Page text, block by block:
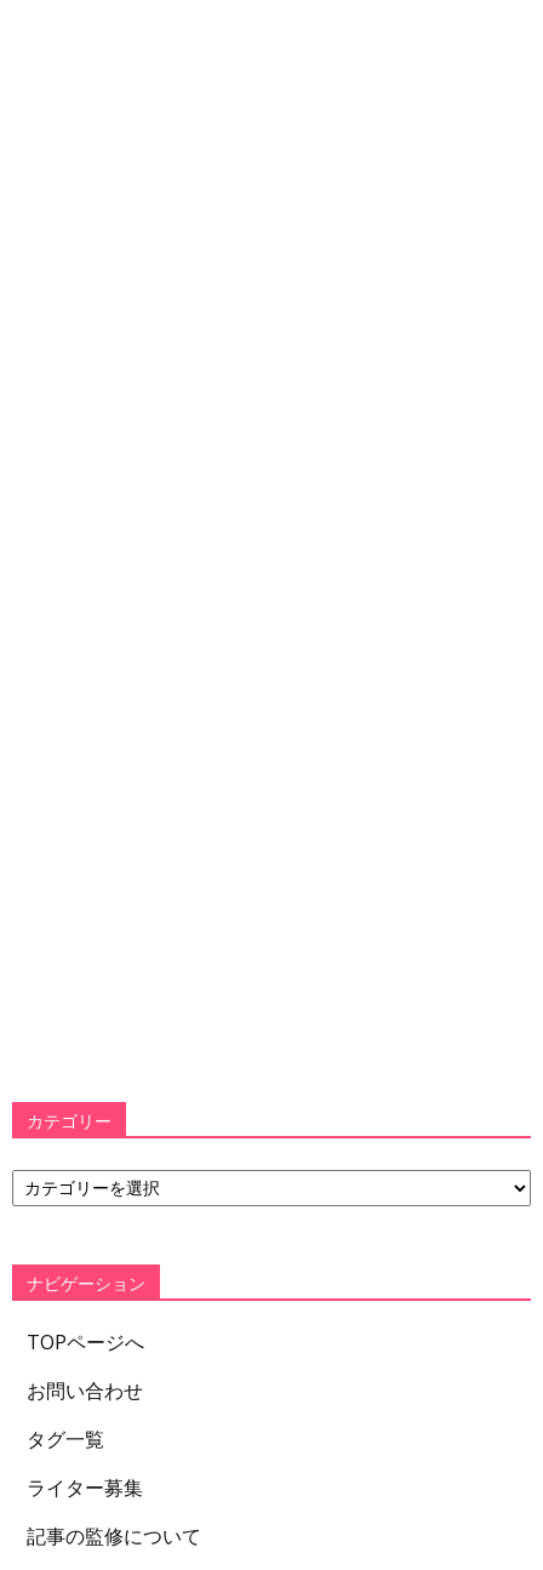
カテゴリー
カ
テ
ー
ナビゲーション
TOPページへ
お問い合わせ
タグ一覧
ライター募集
記事の監修について